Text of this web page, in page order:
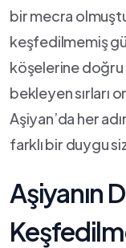
bir‌ mecra
keşfedilmemiş
köşelerine doğru
bekleyen sırları
Aşiyan’da her
farklı⁤ bir duygu
Aşiyanın